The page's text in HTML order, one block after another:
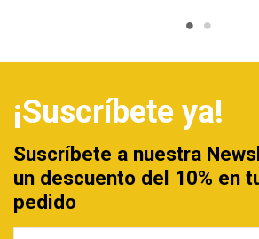
¡Suscríbete ya!
Suscríbete a nuestra
un descuento del 10% en
pedido